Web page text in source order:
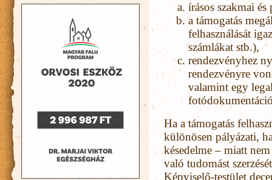
írásos szakmai
a támogatás
felhasználását
számlákat stb.),
rendezvényhez
rendezvényre
valamint egy
Ha a támogatás
különösen pályázati,
késedelme – miatt
való tudomást
Képviselő-testület